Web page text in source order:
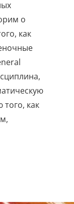
о
как
как